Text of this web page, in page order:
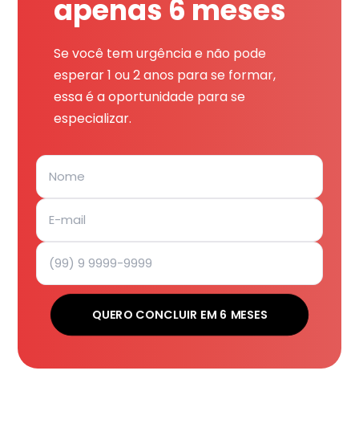
apenas 6 meses
Se você tem urgência e não pode
esperar 1 ou 2 anos para se formar,
essa é a oportunidade para se
especializar.
QUERO CONCLUIR EM 6 MESES